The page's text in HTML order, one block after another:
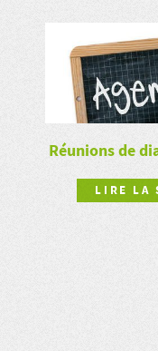
Réunions de
LIRE LA